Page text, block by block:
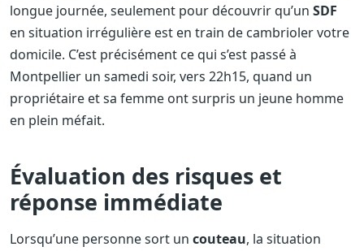
longue journée, seulement pour découvrir qu’un SDF
en situation irrégulière est en train de cambrioler votre
domicile. C’est précisément ce qui s’est passé à
Montpellier un samedi soir, vers 22h15, quand un
propriétaire et sa femme ont surpris un jeune homme
en plein méfait.
Évaluation des risques et
réponse immédiate
Lorsqu’une personne sort un couteau, la situation